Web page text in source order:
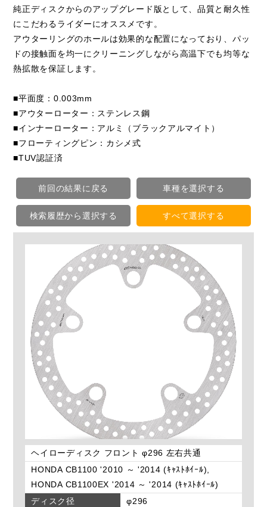
純正ディスクからのアップグレード版として、品質と耐久性
にこだわるライダーにオススメです。
アウターリングのホールは効果的な配置になっており、パッ
ドの接触面を均一にクリーニングしながら高温下でも均等な
熱拡散を保証します。
■平面度：0.003mm
■アウターローター：ステンレス鋼
■インナーローター：アルミ（ブラックアルマイト）
■フローティングピン：カシメ式
■TUV認証済
前回の結果に戻る 車種を選択する
検索履歴から選択する すべて選択する
ヘイローディスク フロント φ296 左右共通
HONDA CB1100 '2010 ～ '2014 (ｷｬｽﾄﾎｲｰﾙ),
HONDA CB1100EX '2014 ～ '2014 (ｷｬｽﾄﾎｲｰﾙ)
ディスク径
φ296